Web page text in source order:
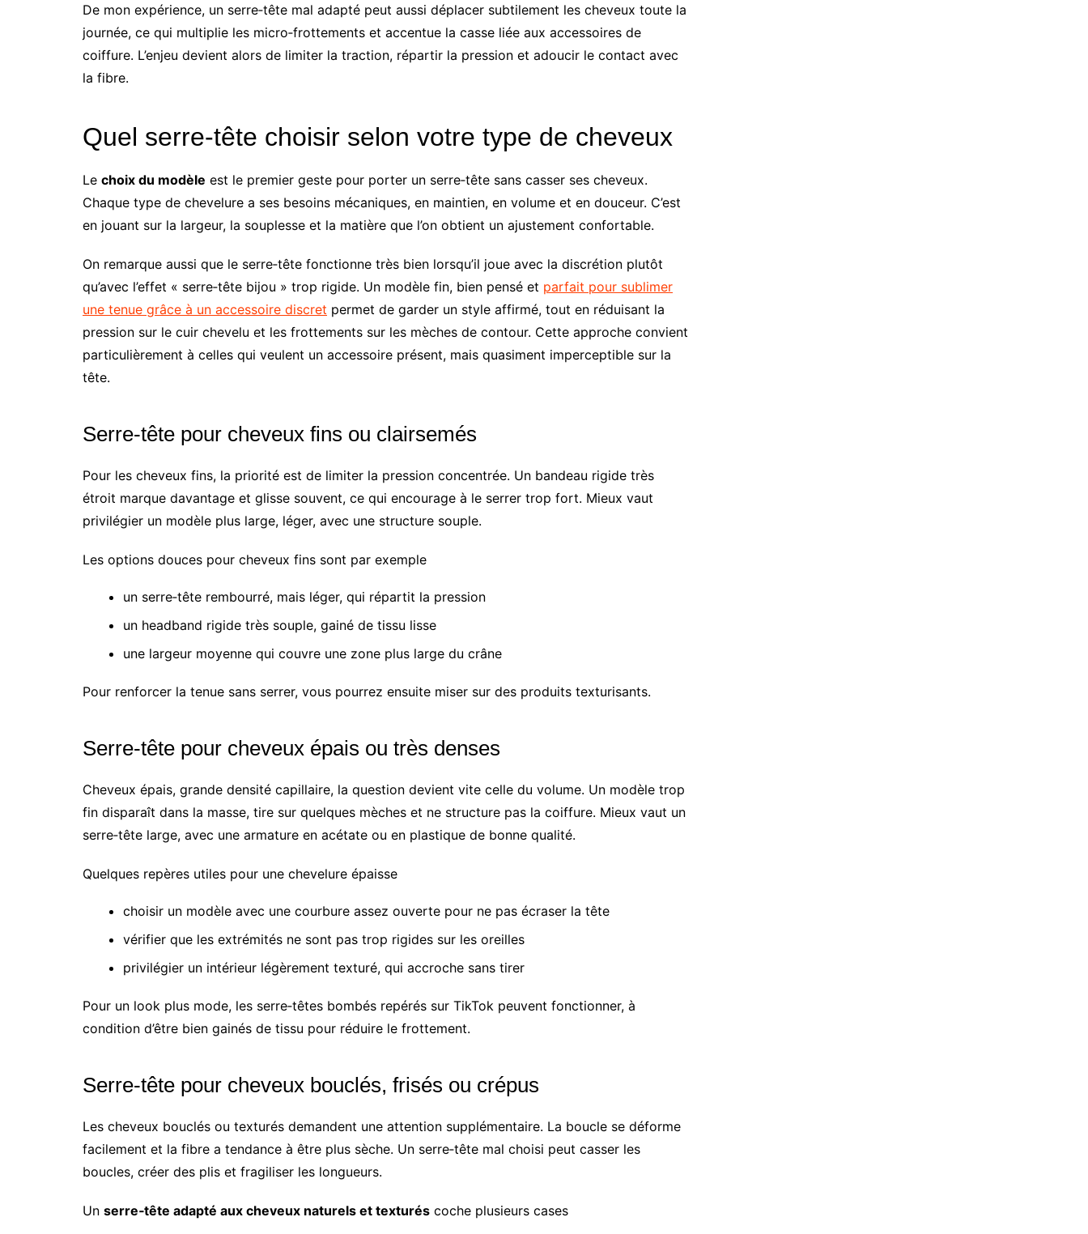
De mon expérience, un serre‑tête mal adapté peut aussi déplacer subtilement les cheveux toute la
journée, ce qui multiplie les micro‑frottements et accentue la casse liée aux accessoires de
coiffure. L’enjeu devient alors de limiter la traction, répartir la pression et adoucir le contact avec
la fibre.
Quel serre‑tête choisir selon votre type de cheveux
Le choix du modèle est le premier geste pour porter un serre‑tête sans casser ses cheveux.
Chaque type de chevelure a ses besoins mécaniques, en maintien, en volume et en douceur. C’est
en jouant sur la largeur, la souplesse et la matière que l’on obtient un ajustement confortable.
On remarque aussi que le serre‑tête fonctionne très bien lorsqu’il joue avec la discrétion plutôt
qu’avec l’effet « serre‑tête bijou » trop rigide. Un modèle fin, bien pensé et parfait pour sublimer
une tenue grâce à un accessoire discret permet de garder un style affirmé, tout en réduisant la
pression sur le cuir chevelu et les frottements sur les mèches de contour. Cette approche convient
particulièrement à celles qui veulent un accessoire présent, mais quasiment imperceptible sur la
tête.
Serre‑tête pour cheveux fins ou clairsemés
Pour les cheveux fins, la priorité est de limiter la pression concentrée. Un bandeau rigide très
étroit marque davantage et glisse souvent, ce qui encourage à le serrer trop fort. Mieux vaut
privilégier un modèle plus large, léger, avec une structure souple.
Les options douces pour cheveux fins sont par exemple
un serre‑tête rembourré, mais léger, qui répartit la pression
un headband rigide très souple, gainé de tissu lisse
une largeur moyenne qui couvre une zone plus large du crâne
Pour renforcer la tenue sans serrer, vous pourrez ensuite miser sur des produits texturisants.
Serre‑tête pour cheveux épais ou très denses
Cheveux épais, grande densité capillaire, la question devient vite celle du volume. Un modèle trop
fin disparaît dans la masse, tire sur quelques mèches et ne structure pas la coiffure. Mieux vaut un
serre‑tête large, avec une armature en acétate ou en plastique de bonne qualité.
Quelques repères utiles pour une chevelure épaisse
choisir un modèle avec une courbure assez ouverte pour ne pas écraser la tête
vérifier que les extrémités ne sont pas trop rigides sur les oreilles
privilégier un intérieur légèrement texturé, qui accroche sans tirer
Pour un look plus mode, les serre‑têtes bombés repérés sur TikTok peuvent fonctionner, à
condition d’être bien gainés de tissu pour réduire le frottement.
Serre‑tête pour cheveux bouclés, frisés ou crépus
Les cheveux bouclés ou texturés demandent une attention supplémentaire. La boucle se déforme
facilement et la fibre a tendance à être plus sèche. Un serre‑tête mal choisi peut casser les
boucles, créer des plis et fragiliser les longueurs.
Un serre‑tête adapté aux cheveux naturels et texturés coche plusieurs cases